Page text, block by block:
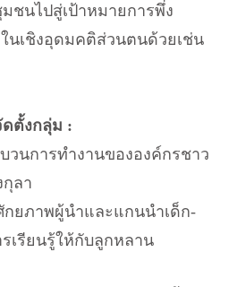
ชนไปสู่เป้าหมายการพึ่ง
นเชิงอุดมคติส่วนตนด้วยเช่น
ดตั้งกลุ่ม :
วนการทำงานขององค์กรชาว
ลา
าพผู้นำและแกนนำเด็ก-
เรียนรู้ให้กับลูกหลาน